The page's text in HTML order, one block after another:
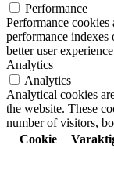
Performance
Performance cookies
performance
better user
Analytics
Analytics
Analytical cookies
the website. These
number of visitors,
Cookie